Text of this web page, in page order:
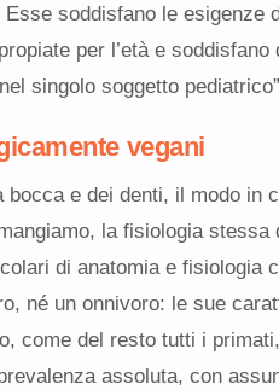
soddisfano le esigenze
per l’età e
singolo soggetto
vegani
e dei denti, il modo in
la fisiologia
di anatomia e fisiologia
né un onnivoro: le sue
come del resto tutti i
assoluta, con